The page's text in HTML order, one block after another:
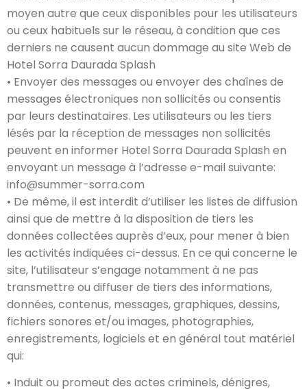
moyen autre que ceux disponibles pour les utilisateurs
ou ceux habituels sur le réseau, à condition que ces
derniers ne causent aucun dommage au site Web de
Hotel Sorra Daurada Splash
• Envoyer des messages ou envoyer des chaînes de
messages électroniques non sollicités ou consentis
par leurs destinataires. Les utilisateurs ou les tiers
lésés par la réception de messages non sollicités
peuvent en informer Hotel Sorra Daurada Splash en
envoyant un message à l’adresse e-mail suivante:
info@summer-sorra.com
• De même, il est interdit d’utiliser les listes de diffusion
ainsi que de mettre à la disposition de tiers les
données collectées auprès d’eux, pour mener à bien
les activités indiquées ci-dessus. En ce qui concerne le
site, l’utilisateur s’engage notamment à ne pas
transmettre ou diffuser de tiers des informations,
données, contenus, messages, graphiques, dessins,
fichiers sonores et/ou images, photographies,
enregistrements, logiciels et en général tout matériel
qui:
• Induit ou promeut des actes criminels, dénigres,